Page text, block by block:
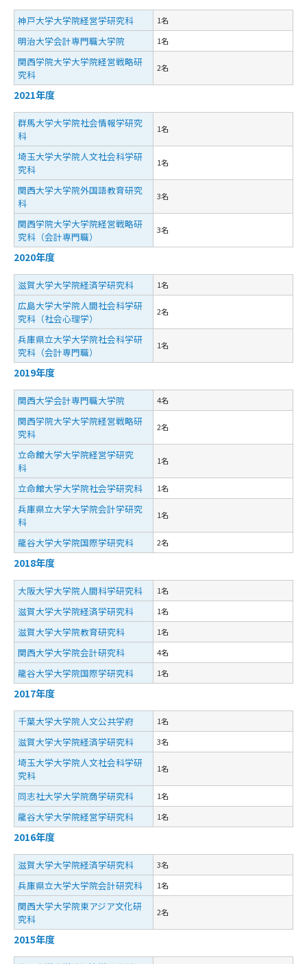
神戸大学大学院経営学研究科 1名
明治大学会計専門職大学院 1名
関西学院大学大学院経営戦略研
究科
2名
2021年度
群馬大学大学院社会情報学研究
科
1名
埼玉大学大学院人文社会科学研
究科
1名
関西大学大学院外国語教育研究
科
3名
関西学院大学大学院経営戦略研
究科（会計専門職）
3名
2020年度
滋賀大学大学院経済学研究科 1名
広島大学大学院人間社会科学研
究科（社会心理学）
2名
兵庫県立大学大学院社会科学研
究科（会計専門職）
1名
2019年度
関西大学会計専門職大学院 4名
関西学院大学大学院経営戦略研
究科
2名
立命館大学大学院経営学研究
科
1名
立命館大学大学院社会学研究科 1名
兵庫県立大学大学院会計学研究
科
1名
龍谷大学大学院国際学研究科 2名
2018年度
大阪大学大学院人間科学研究科 1名
滋賀大学大学院経済学研究科 1名
滋賀大学大学院教育研究科 1名
関西大学大学院会計研究科 4名
龍谷大学大学院国際学研究科 1名
2017年度
千葉大学大学院人文公共学府 1名
滋賀大学大学院経済学研究科 3名
埼玉大学大学院人文社会科学研
究科
1名
同志社大学大学院商学研究科 1名
龍谷大学大学院経営学研究科 1名
2016年度
滋賀大学大学院経済学研究科 3名
兵庫県立大学大学院会計研究科 1名
関西大学大学院東アジア文化研
究科
2名
2015年度